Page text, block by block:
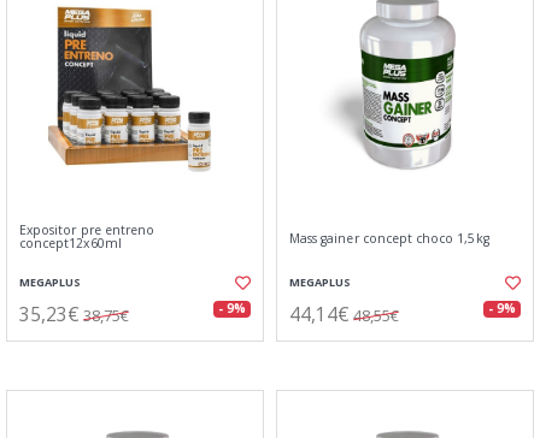
Expositor pre entreno
concept12x60ml
MEGAPLUS
35,23€ 38,75€ - 9%
Mass gainer concept choco 1,5kg
MEGAPLUS
44,14€ 48,55€ - 9%